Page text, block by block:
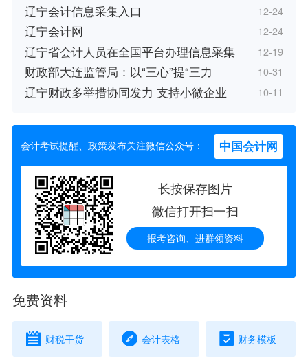
辽宁会计信息采集入口 12-24
辽宁会计网 12-24
辽宁省会计人员在全国平台办理信息采集 12-19
财政部大连监管局：以“三心”提“三力 10-31
辽宁财政多举措协同发力 支持小微企业 10-11
会计考试提醒、政策发布关注微信公众号： 中国会计网
长按保存图片
微信打开扫一扫
报考咨询、进群领资料
免费资料
财税干货 会计表格 财务模板